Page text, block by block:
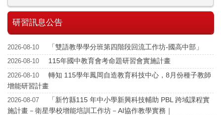
研習訊息公告
2026-08-10 「雙語教學學分班第四階段回流工作坊-國高中部」
2026-08-10 115年國中教育會考命題研習會實施計畫
2026-08-10
轉知 115學年鳳岡自造教育科技中心，8月份種子教師
增能研習計畫
2026-08-07
「新竹縣115 年中小學新興科技輔助 PBL 跨域課程實
施計畫－衛星學校增能培訓工作坊－AI協作教學實務｜